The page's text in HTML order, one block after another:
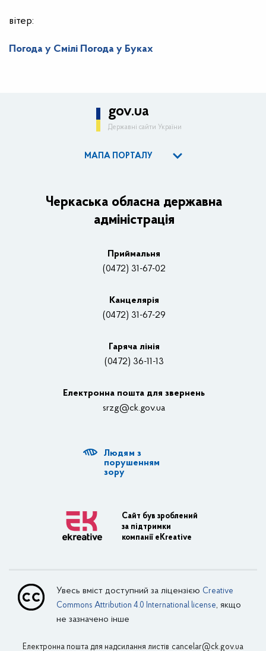
вітер:
Погода у Смілі Погода у Буках
gov.ua
Державні сайти України
МАПА ПОРТАЛУ
Керівництво адміністрації
Основні завдання та нормативно-правові засади
Нагороди
Контакти
Відеотрансляції
Структурні підрозділи ОДА
Діяльність ОДА
Транспортна інфраструктура
Внутрішній водний транспорт
Авіаційний транспорт
Поштовий зв’язок
Черкаська обласна державна
адміністрація
Приймальня
(0472) 31-67-02
Канцелярiя
(0472) 31-67-29
Гаряча лінія
(0472) 36-11-13
Електронна пошта для звернень
srzg@ck.gov.ua
Людям з
порушенням
зору
Сайт був зроблений
за підтримки
компанії eKreative
Увесь вміст доступний за ліцензією Creative
Commons Attribution 4.0 International license, якщо
не зазначено інше
Електронна пошта для надсилання листів cancelar@ck.gov.ua